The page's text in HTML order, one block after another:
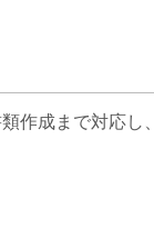
作成まで対応し、